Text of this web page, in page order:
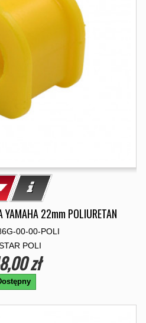
YAMAHA 22mm POLIURETAN
00-00-POLI
POLI
zł